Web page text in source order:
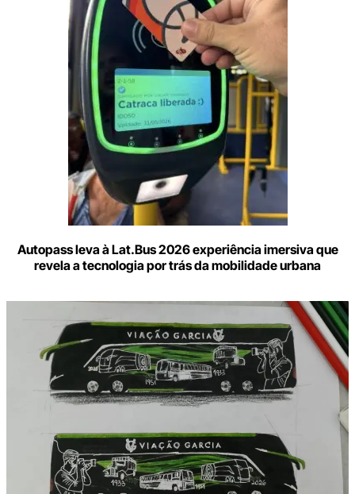
Autopass leva à Lat.Bus 2026 experiência imersiva que
revela a tecnologia por trás da mobilidade urbana